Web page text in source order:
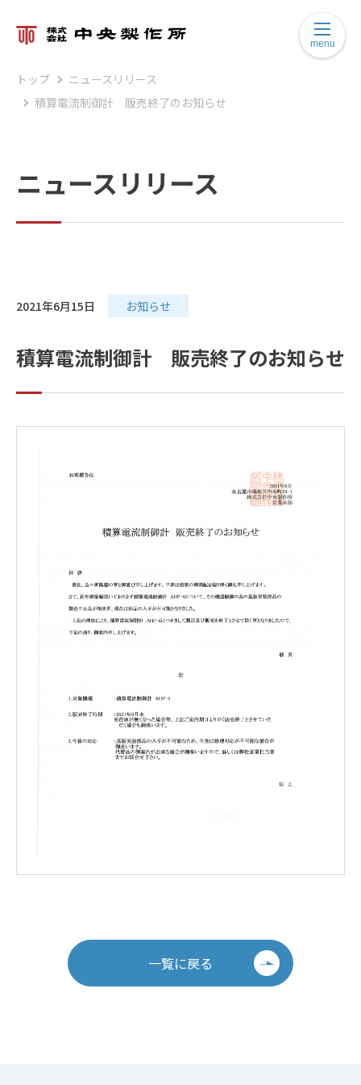
menu
トップ
ニュースリリース
積算電流制御計 販売終了のお知らせ
ニュースリリース
2021年6月15日 お知らせ
積算電流制御計 販売終了のお知らせ
一覧に戻る